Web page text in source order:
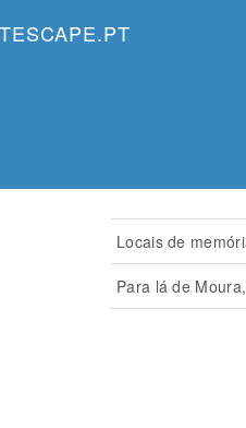
Locais de
Para lá de